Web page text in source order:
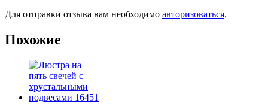
Для отправки отзыва вам необходимо авторизоваться.
Похожие